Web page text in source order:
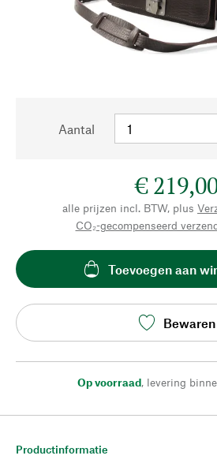
Aantal
€
alle prijzen incl. BTW, plus
CO₂-gecompenseerd
Toevoegen aan
Bewaren
Op voorraad, levering
Productinformatie